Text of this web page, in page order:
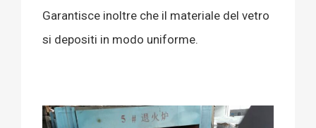
Garantisce inoltre che il materiale del vetro
si depositi in modo uniforme.